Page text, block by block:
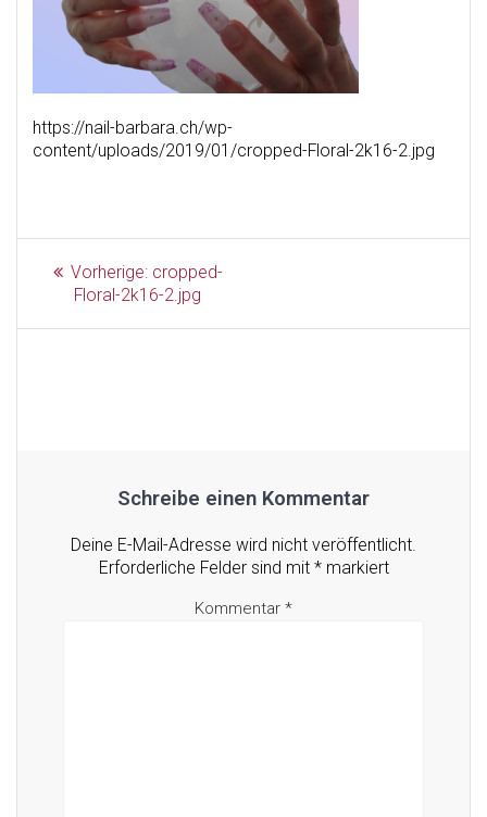
https://nail-barbara.ch/wp-
content/uploads/2019/01/cropped-Floral-2k16-2.jpg
Beitragsnavigation
Vorherige: Vorheriger
Beitrag:
cropped-
Floral-2k16-2.jpg
Schreibe einen Kommentar
Deine E-Mail-Adresse wird nicht veröffentlicht.
Erforderliche Felder sind mit *markiert
Kommentar *